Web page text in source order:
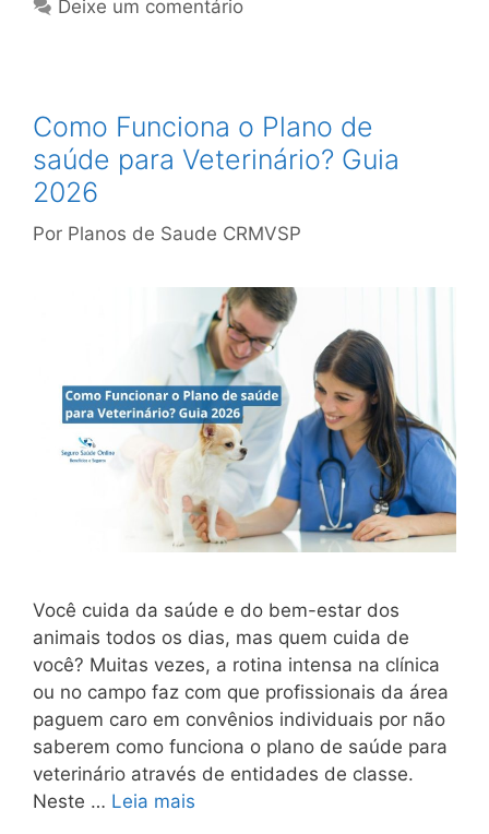
Deixe um comentário
Como Funciona o Plano de
saúde para Veterinário? Guia
2026
Por Planos de Saude CRMVSP
Você cuida da saúde e do bem-estar dos
animais todos os dias, mas quem cuida de
você? Muitas vezes, a rotina intensa na clínica
ou no campo faz com que profissionais da área
paguem caro em convênios individuais por não
saberem como funciona o plano de saúde para
veterinário através de entidades de classe.
Neste … Leia mais